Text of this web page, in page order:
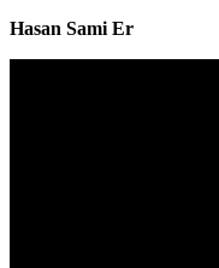
Hasan Sami Er